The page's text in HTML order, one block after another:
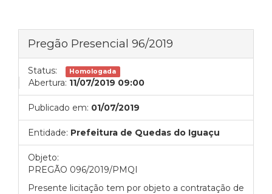
Pregão Presencial 96/2019
Status: Homologada
Abertura: 11/07/2019 09:00
Publicado em: 01/07/2019
Entidade: Prefeitura de Quedas do Iguaçu
Objeto:
PREGÃO 096/2019/PMQI
Presente licitação tem por objeto a contratação de